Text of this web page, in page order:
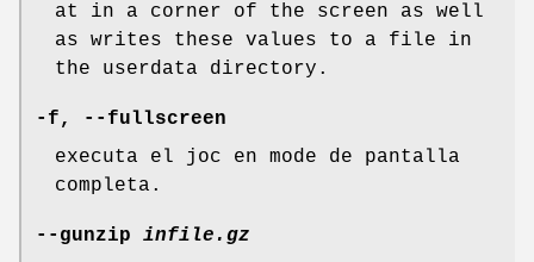
at in a corner of the screen as well
as writes these values to a file in
the userdata directory.
-f, --fullscreen
executa el joc en mode de pantalla
completa.
--gunzip infile.gz